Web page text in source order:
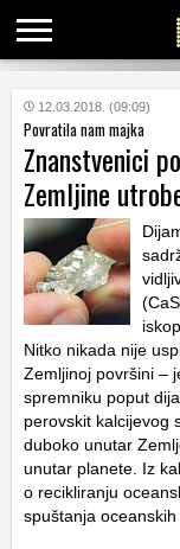
KATEGORIJE
HRVATSKI
WEB
12.03.2018. (09:09)
Povratila nam majka
Znanstvenici
Zemljine
Nitko nikada nije
Zemljinoj površini –
spremniku poput
perovskit kalcijevog
duboko unutar
unutar planete. Iz
o recikliranju
spuštanja